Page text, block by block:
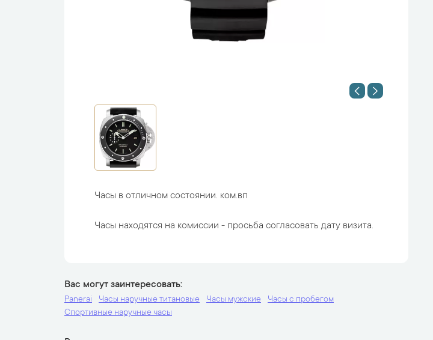
Часы в отличном состоянии. ком.вп
Часы находятся на комиссии - просьба согласовать дату визита.
Вас могут заинтересовать
Panerai Часы наручные титановые Часы мужские
Часы с пробегом
Спортивные наручные часы